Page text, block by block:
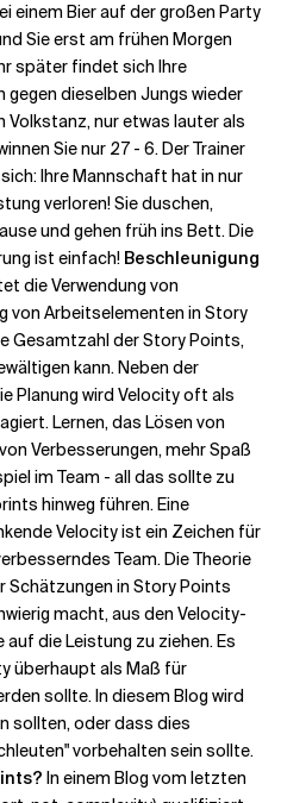
einem Bier auf der großen Party
Sie erst am frühen Morgen
später findet sich Ihre
dieselben Jungs wieder
nur etwas lauter als
Sie nur 27 - 6. Der Trainer
Ihre Mannschaft hat in nur
verloren! Sie duschen,
und gehen früh ins Bett. Die
ist einfach! Beschleunigung
die Verwendung von
von Arbeitselementen in Story
Gesamtzahl der Story Points,
kann. Neben der
Planung wird Velocity oft als
Lernen, das Lösen von
Verbesserungen, mehr Spaß
im Team - all das sollte zu
hinweg führen. Eine
Velocity ist ein Zeichen für
Team. Die Theorie
Schätzungen in Story Points
macht, aus den Velocity-
die Leistung zu ziehen. Es
überhaupt als Maß für
sollte. In diesem Blog wird
sollten, oder dass dies
vorbehalten sein sollte.
In einem Blog vom letzten